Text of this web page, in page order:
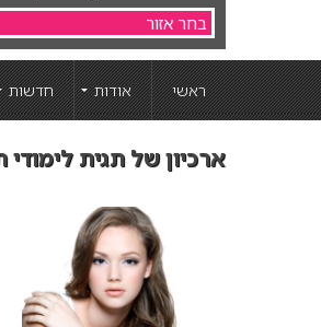
ראשי אודות חדשות
ארכיון של תגית